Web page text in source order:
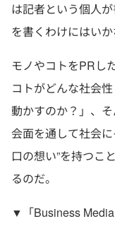
は記者という個人
を書くわけにはいか
モノやコトをPRし
コトがどんな社会
動かすのか？」、
会面を通して社会
口の想い”を持つこ
るのだ。
▼「Business